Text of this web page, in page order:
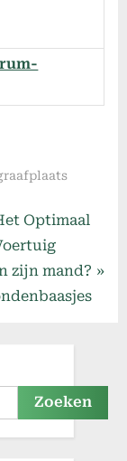
Optimaal
zijn mand?
Zoeken